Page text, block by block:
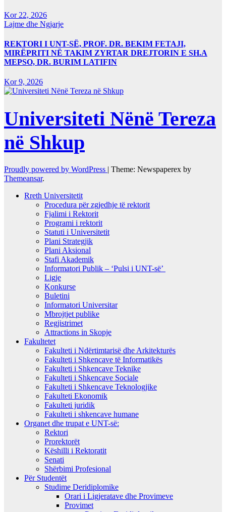
Kor 22, 2026
Lajme dhe Ngjarje
REKTORI I UNT-SË, PROF. DR. BEKIM FETAJI,
MIRËPRITI NË TAKIM ZYRTAR DREJTORIN E SH.A
MEPSO, DR. BURIM LATIFIN
Kor 9, 2026
Universiteti Nënë Tereza
në Shkup
Proudly powered by WordPress | Theme: Newspaperex by
Themeansar.
Rreth Universitetit
Procedura për zgjedhje të rektorit
Fjalimi i Rektorit
Programi i rektorit
Statuti i Universitetit
Plani Strategjik
Plani Aksional
Stafi Akademik
Informatori Publik – ‘Pulsi i UNT-së’
Ligje
Konkurse
Buletini
Informatori Universitar
Mbrojtjet publike
Regjistrimet
Attractions in Skopje
Fakultetet
Fakulteti i Ndërtimtarisë dhe Arkitekturës
Fakulteti i Shkencave të Informatikës
Fakulteti i Shkencave Teknike
Fakulteti i Shkencave Sociale
Fakulteti i Shkencave Teknologjike
Fakulteti Ekonomik
Fakulteti juridik
Fakulteti i shkencave humane
Organet dhe trupat e UNT-së:
Rektori
Prorektorët
Këshilli i Rektoratit
Senati
Shërbimi Profesional
Për Studentët
Studime Deridiplomike
Orari i Ligjeratave dhe Provimeve
Provimet